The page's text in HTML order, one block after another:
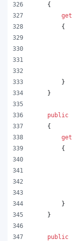
{
get
{
}
}
public
{
get
{
}
}
public